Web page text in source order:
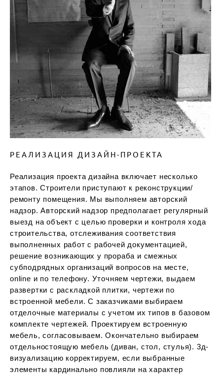
РЕАЛИЗАЦИЯ ДИЗАЙН-ПРОЕКТА
Реализация проекта дизайна включает несколько
этапов. Строители приступают к реконструкции/
ремонту помещения. Мы выполняем авторский
надзор. Авторский надзор предполагает регулярный
выезд на объект с целью проверки и контроля хода
строительства, отслеживания соответствия
выполненных работ с рабочей документацией,
решение возникающих у прораба и смежных
субподрядных организаций вопросов на месте,
online и по телефону. Уточняем чертежи, выдаем
развертки с раскладкой плитки, чертежи по
встроенной мебели. С заказчиками выбираем
отделочные материалы с учетом их типов в базовом
комплекте чертежей. Проектируем встроенную
мебель, согласовываем. Окончательно выбираем
отдельностоящую мебель (диван, стол, стулья). 3д-
визуализацию корректируем, если выбранные
элементы кардинально повлияли на характер